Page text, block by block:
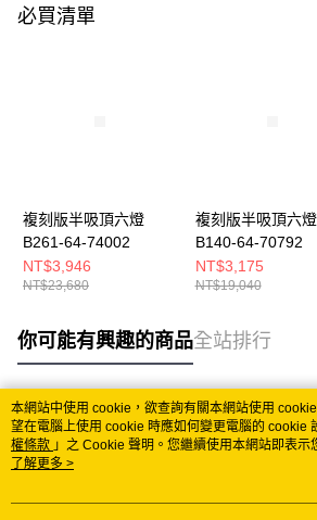
必買清單
複刻版半吸頂六燈
B261-64-74002
NT$3,946
NT$23,680
複刻版半吸頂六燈
B140-64-70792
NT$3,175
NT$19,040
你可能有興趣的商品全站排行
熱門標籤
本網站中使用 cookie，欲查詢有關本網站使用
望在電腦上使用 cookie 時應如何變更電腦的 cookie
權條款 」之 Cookie 聲明。您繼續使用本網站即表示
用條款之 Cookie 聲明使用 cookie。
了解更多 >